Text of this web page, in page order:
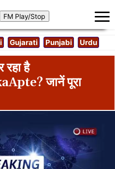
Gujarati Punjabi Urdu
रहा है
जानें पूरा